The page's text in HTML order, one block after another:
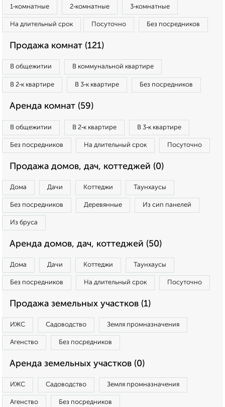
1‑комнатные 2‑комнатные 3‑комнатные
На длительный срок Посуточно Без посредников
Продажа комнат (121)
В общежитии В коммунальной квартире
В 2‑к квартире В 3‑к квартире Без посредников
Аренда комнат (59)
В общежитии В 2‑к квартире В 3‑к квартире
Без посредников На длительный срок Посуточно
Продажа домов, дач, коттеджей (0)
Дома Дачи Коттеджи Таунхаусы
Без посредников Деревянные Из сип панелей
Из бруса
Аренда домов, дач, коттеджей (50)
Дома Дачи Коттеджи Таунхаусы
Без посредников На длительный срок Посуточно
Продажа земельных участков (1)
ИЖС Садоводство Земля промназначения
Агенство Без посредников
Аренда земельных участков (0)
ИЖС Садоводство Земля промназначения
Агенство Без посредников